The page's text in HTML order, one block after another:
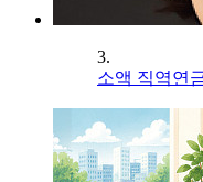
3.
소액 직역연